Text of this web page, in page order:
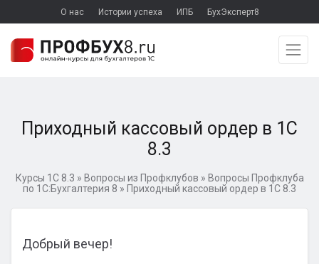
О нас Истории успеха ИПБ БухЭксперт8
Приходный кассовый ордер в 1С
8.3
Курсы 1С 8.3 » Вопросы из Профклубов » Вопросы Профклуба
по 1С:Бухгалтерия 8 » Приходный кассовый ордер в 1С 8.3
Добрый вечер!